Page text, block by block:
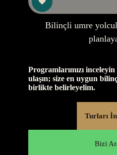
Bilinçli umre
Programlarımızı
ulaşın; size en uygun
birlikte belirleyelim.
Turları
Bizi